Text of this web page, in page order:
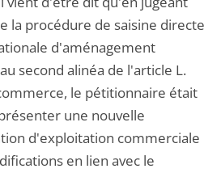
la procédure de saisine directe
d'aménagement
second alinéa de l'article L.
le pétitionnaire était
une nouvelle
d'exploitation commerciale
en lien avec le